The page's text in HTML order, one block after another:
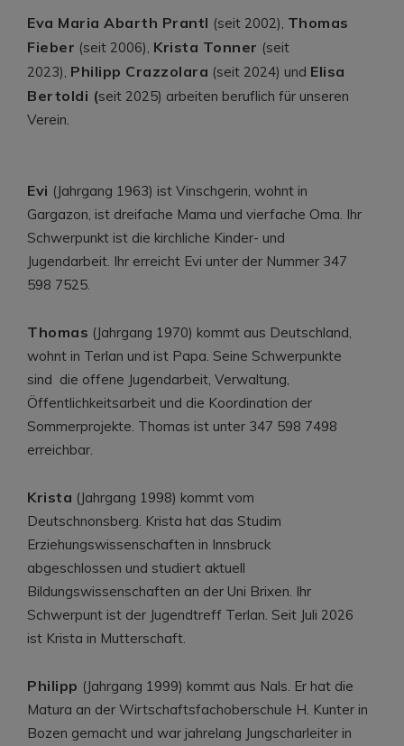
Eva Maria Abarth Prantl (seit 2002), Thomas
Fieber (seit 2006), Krista Tonner (seit
2023), Philipp Crazzolara (seit 2024) und Elisa
Bertoldi (seit 2025) arbeiten beruflich für unseren
Verein.
Evi (Jahrgang 1963) ist Vinschgerin, wohnt in
Gargazon, ist dreifache Mama und vierfache Oma. Ihr
Schwerpunkt ist die kirchliche Kinder- und
Jugendarbeit. Ihr erreicht Evi unter der Nummer 347
598 7525.
Thomas (Jahrgang 1970) kommt aus Deutschland,
wohnt in Terlan und ist Papa. Seine Schwerpunkte
sind die offene Jugendarbeit, Verwaltung,
Öffentlichkeitsarbeit und die Koordination der
Sommerprojekte. Thomas ist unter 347 598 7498
erreichbar.
Krista (Jahrgang 1998) kommt vom
Deutschnonsberg. Krista hat das Studim
Erziehungswissenschaften in Innsbruck
abgeschlossen und studiert aktuell
Bildungswissenschaften an der Uni Brixen. Ihr
Schwerpunt ist der Jugendtreff Terlan. Seit Juli 2026
ist Krista in Mutterschaft.
Philipp (Jahrgang 1999) kommt aus Nals. Er hat die
Matura an der Wirtschaftsfachoberschule H. Kunter in
Bozen gemacht und war jahrelang Jungscharleiter in